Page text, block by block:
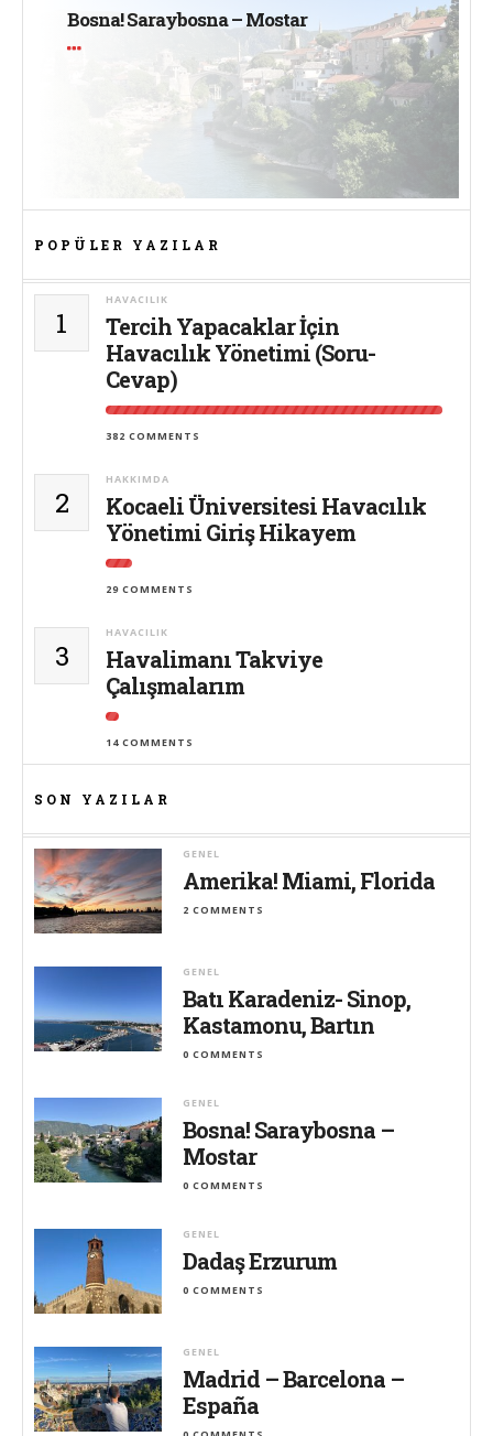
Bosna! Saraybosna – Mostar
POPÜLER YAZILAR
1
HAVACILIK
Tercih Yapacaklar İçin
Havacılık Yönetimi (Soru-
Cevap)
382 COMMENTS
2
HAKKIMDA
Kocaeli Üniversitesi Havacılık
Yönetimi Giriş Hikayem
29 COMMENTS
3
HAVACILIK
Havalimanı Takviye
Çalışmalarım
14 COMMENTS
SON YAZILAR
GENEL
Amerika! Miami, Florida
2 COMMENTS
GENEL
Batı Karadeniz- Sinop,
Kastamonu, Bartın
0 COMMENTS
GENEL
Bosna! Saraybosna –
Mostar
0 COMMENTS
GENEL
Dadaş Erzurum
0 COMMENTS
GENEL
Madrid – Barcelona –
España